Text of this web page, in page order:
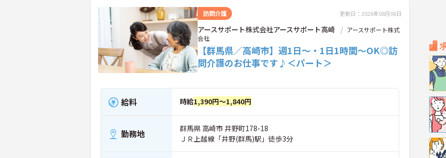
訪問介護 更新日：2026年08月06日
アースサポート株式会社アースサポート高崎
アースサポート株式
会社
【群馬県／高崎市】週1日～・1日1時間～OK◎訪
問介護のお仕事です♪＜パート＞
給料 時給1,390円～1,840円
勤務地
群馬県 高崎市 井野町178-18
ＪＲ上越線「井野(群馬)駅」徒歩3分